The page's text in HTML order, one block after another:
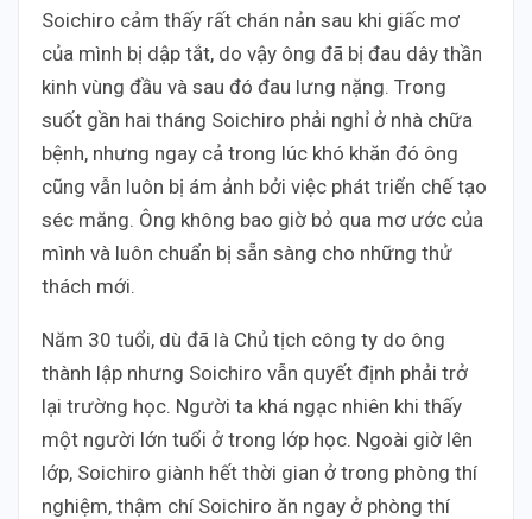
Soichiro cảm thấy rất chán nản sau khi giấc mơ
của mình bị dập tắt, do vậy ông đã bị đau dây thần
kinh vùng đầu và sau đó đau lưng nặng. Trong
suốt gần hai tháng Soichiro phải nghỉ ở nhà chữa
bệnh, nhưng ngay cả trong lúc khó khăn đó ông
cũng vẫn luôn bị ám ảnh bởi việc phát triển chế tạo
séc măng. Ông không bao giờ bỏ qua mơ ước của
mình và luôn chuẩn bị sẵn sàng cho những thử
thách mới.
Năm 30 tuổi, dù đã là Chủ tịch công ty do ông
thành lập nhưng Soichiro vẫn quyết định phải trở
lại trường học. Người ta khá ngạc nhiên khi thấy
một người lớn tuổi ở trong lớp học. Ngoài giờ lên
lớp, Soichiro giành hết thời gian ở trong phòng thí
nghiệm, thậm chí Soichiro ăn ngay ở phòng thí